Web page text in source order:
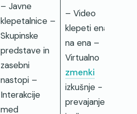
– Javne
klepetalnice –
Skupinske
predstave in
zasebni
nastopi –
Interakcije
med
– Video
klepeti ena
na ena –
Virtualno
zmenki
izkušnje -
prevajanje